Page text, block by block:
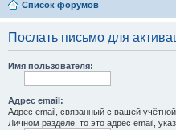
Список форумов
Послать письмо для
Имя пользователя:
Адрес email:
Адрес email, связанный с вашей
Личном разделе, то это адрес email,